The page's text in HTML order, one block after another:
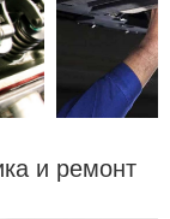
и ремонт